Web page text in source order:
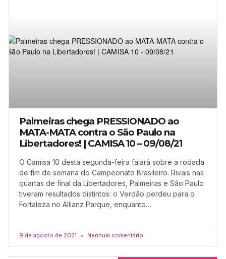
Palmeiras chega PRESSIONADO ao
MATA-MATA contra o São Paulo na
Libertadores! | CAMISA 10 – 09/08/21
O Camisa 10 desta segunda-feira falará sobre a rodada
de fim de semana do Campeonato Brasileiro. Rivais nas
quartas de final da Libertadores, Palmeiras e São Paulo
tiveram resultados distintos: o Verdão perdeu para o
Fortaleza no Allianz Parque, enquanto…
9 de agosto de 2021 Nenhum comentário